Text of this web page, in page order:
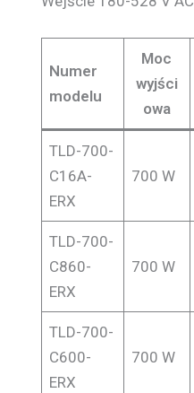
Numer
modelu
Moc
wyjści
owa
TLD-700-
C16A-
ERX
700 W
TLD-700-
C860-
ERX
700 W
TLD-700-
C600-
ERX
700 W